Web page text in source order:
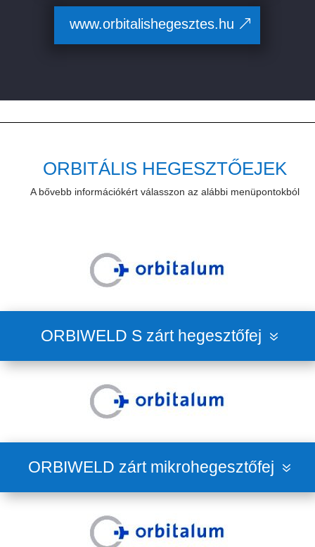
www.orbitalishegesztes.hu
ORBITÁLIS HEGESZTŐEJEK
A bővebb információkért válasszon az alábbi menüpontokból
ORBIWELD S zárt hegesztőfej
ORBIWELD zárt mikrohegesztőfej